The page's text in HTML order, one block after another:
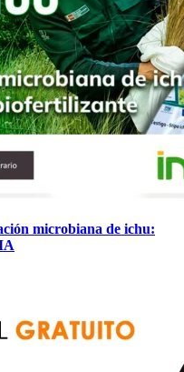
microbiana de ichu: